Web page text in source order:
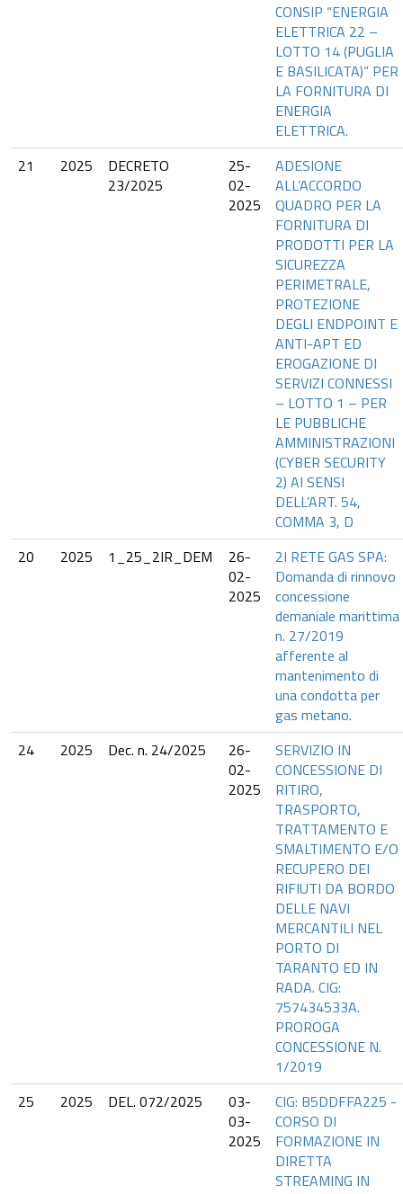
CONSIP “ENERGIA
ELETTRICA 22 –
LOTTO 14 (PUGLIA
E BASILICATA)” PER
LA FORNITURA DI
ENERGIA
ELETTRICA.
21
2025
DECRETO
23/2025
25-
02-
2025
ADESIONE
ALL’ACCORDO
QUADRO PER LA
FORNITURA DI
PRODOTTI PER LA
SICUREZZA
PERIMETRALE,
PROTEZIONE
DEGLI ENDPOINT E
ANTI-APT ED
EROGAZIONE DI
SERVIZI CONNESSI
– LOTTO 1 – PER
LE PUBBLICHE
AMMINISTRAZIONI
(CYBER SECURITY
2) AI SENSI
DELL’ART. 54,
COMMA 3, D
20
2025 1_25_2IR_DEM
26-
02-
2025
2I RETE GAS SPA:
Domanda di rinnovo
concessione
demaniale marittima
n. 27/2019
afferente al
mantenimento di
una condotta per
gas metano.
24
2025 Dec. n. 24/2025
26-
02-
2025
SERVIZIO IN
CONCESSIONE DI
RITIRO,
TRASPORTO,
TRATTAMENTO E
SMALTIMENTO E/O
RECUPERO DEI
RIFIUTI DA BORDO
DELLE NAVI
MERCANTILI NEL
PORTO DI
TARANTO ED IN
RADA. CIG:
757434533A.
PROROGA
CONCESSIONE N.
1/2019
25
2025 DEL. 072/2025
03-
03-
2025
CIG: B5DDFFA225 -
CORSO DI
FORMAZIONE IN
DIRETTA
STREAMING IN